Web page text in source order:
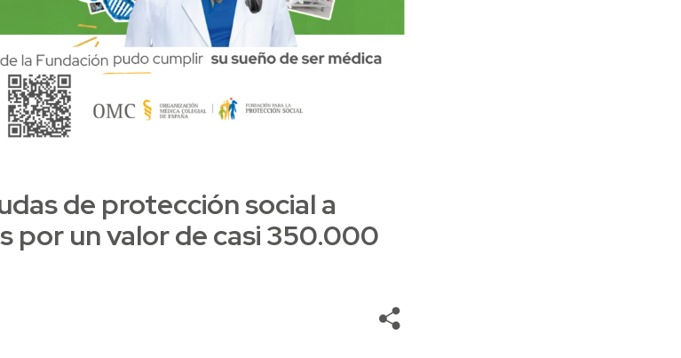
de protección social a
por un valor de casi 350.000
Share